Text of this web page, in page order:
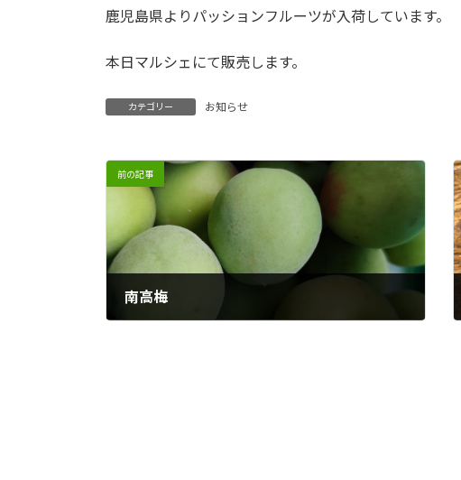
鹿児島県よりパッションフルーツが入荷しています。
本日マルシェにて販売します。
カテゴリー お知らせ
前の記事
南高梅